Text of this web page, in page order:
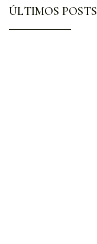
ÚLTIMOS POSTS